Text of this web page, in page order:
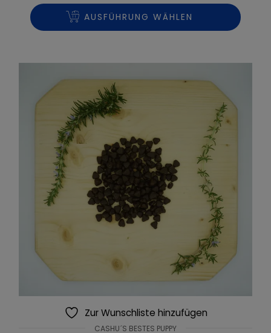
bis
AUSFÜHRUNG WÄHLEN
Zur Wunschliste hinzufügen
CASHU´S BESTES PUPPY